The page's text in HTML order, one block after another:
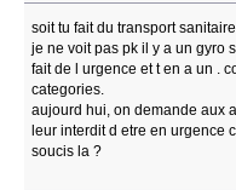
soit tu fait du transport
je ne voit pas pk il y a un gyro
fait de l urgence et t en a un .
categories.
aujourd hui, on demande aux
leur interdit d etre en urgence
soucis la ?